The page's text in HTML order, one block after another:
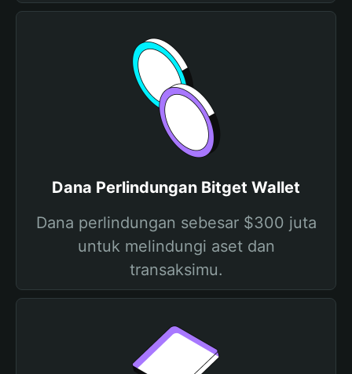
Dana Perlindungan Bitget Wallet
Dana perlindungan sebesar $300 juta
untuk melindungi aset dan
transaksimu.